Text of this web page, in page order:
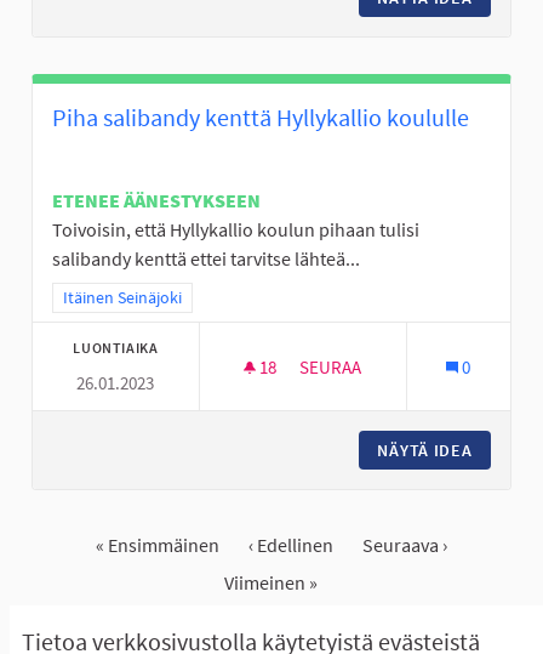
Tietoa verkkosivustolla käytetyistä evästeistä
Piha salibandy kenttä Hyllykallio koululle
ETENEE ÄÄNESTYKSEEN
Toivoisin, että Hyllykallio koulun pihaan tulisi
salibandy kenttä ettei tarvitse lähteä...
Rajaa tulokset teeman mukaan: Itäinen Seinäjoki
Itäinen Seinäjoki
LUONTIAIKA
26.01.2023
18 18 SEURAAJAA
SEURAA 0
NÄYTÄ IDEA
« Ensimmäinen ‹ Edellinen
Seuraava ›
Viimeinen »
Näytä kaikki peruutetut ideat